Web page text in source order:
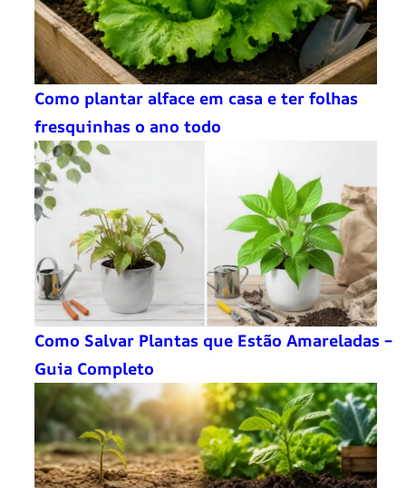
Como plantar alface em casa e ter folhas
fresquinhas o ano todo
Como Salvar Plantas que Estão Amareladas –
Guia Completo